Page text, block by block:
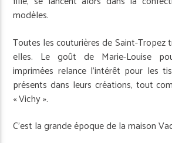
modèles.
Toutes les couturières de Saint-Tropez
elles. Le goût de Marie-Louise
imprimées relance l’intérêt pour les
présents dans leurs créations, tout
« Vichy ».
C’est la grande époque de la maison